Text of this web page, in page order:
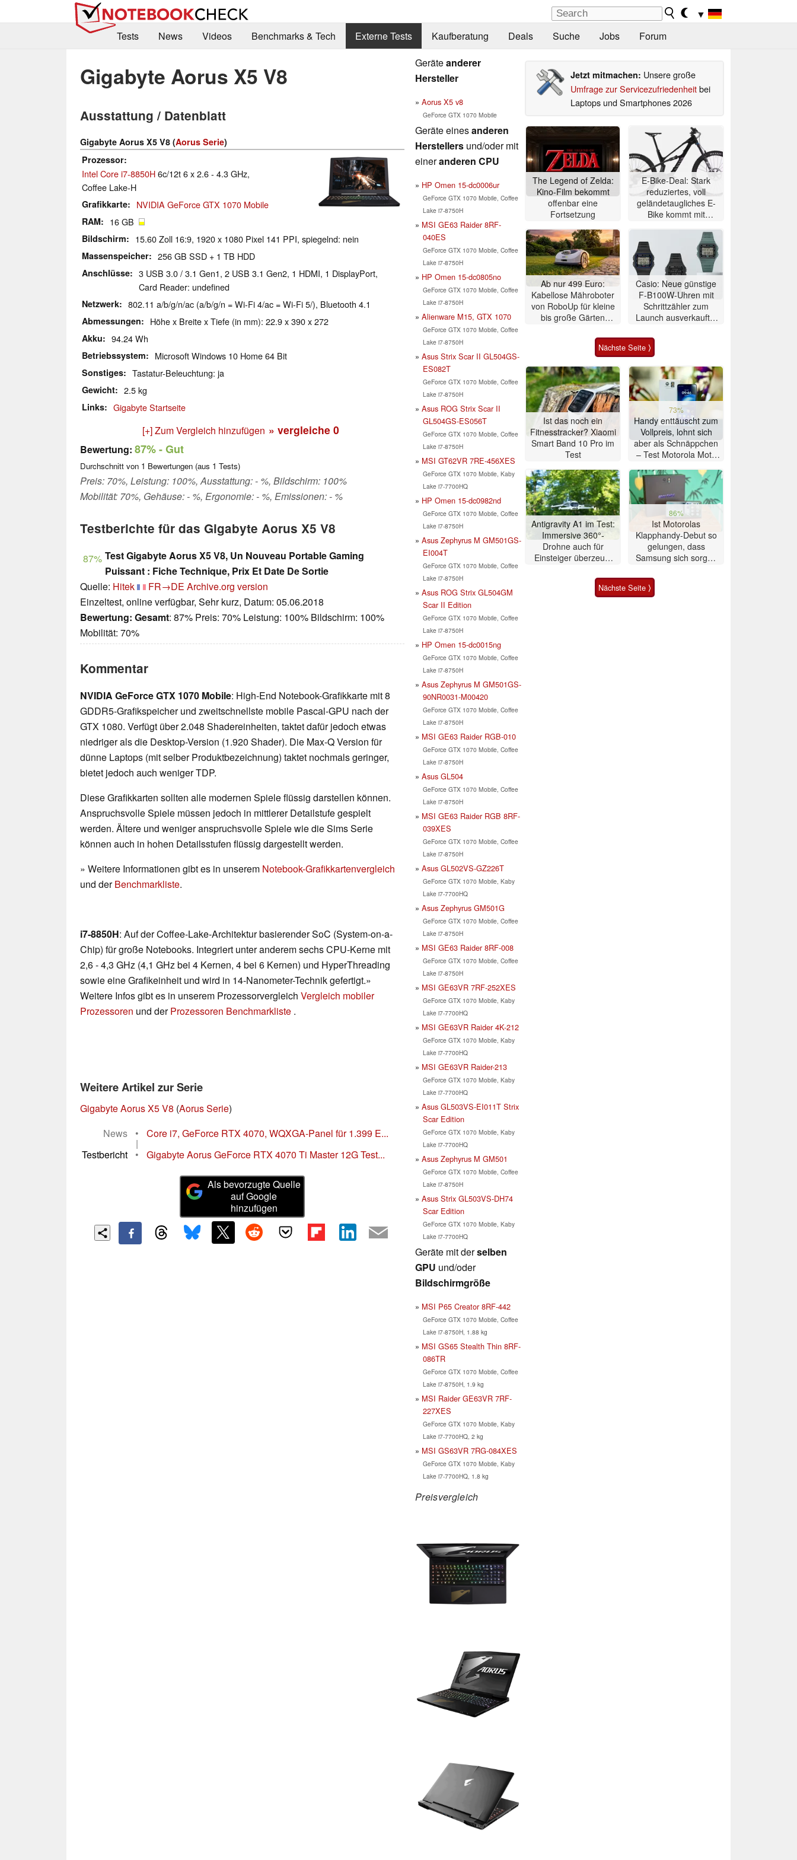
▼
Tests
News Videos Benchmarks & Tech Externe Tests Kaufberatung Deals Suche Jobs Forum
Gigabyte Aorus X5 V8
Ausstattung / Datenblatt
Gigabyte Aorus X5 V8 (Aorus Serie)
Prozessor
Intel Core i7-8850H6c/12t 6 x 2.6 - 4.3 GHz,
Coffee Lake-H
Grafikkarte NVIDIA GeForce GTX 1070 Mobile
RAM 16 GB
Bildschirm 15.60 Zoll 16:9, 1920 x 1080 Pixel 141 PPI, spiegelnd: nein
Massenspeicher 256 GB SSD + 1 TB HDD
Anschlüsse
3 USB 3.0 / 3.1 Gen1, 2 USB 3.1 Gen2, 1 HDMI, 1 DisplayPort,
Card Reader: undefined
Netzwerk 802.11 a/b/g/n/ac (a/b/g/n = Wi-Fi 4/ac = Wi-Fi 5/), Bluetooth 4.1
Abmessungen Höhe x Breite x Tiefe (in mm): 22.9 x 390 x 272
Akku 94.24 Wh
Betriebssystem Microsoft Windows 10 Home 64 Bit
Sonstiges Tastatur-Beleuchtung: ja
Gewicht 2.5 kg
Links Gigabyte Startseite
[+] Zum Vergleich hinzufügen » vergleiche 0
Bewertung: 87%- Gut
Durchschnitt von 1 Bewertungen (aus 1 Tests)
Preis: 70%, Leistung: 100%, Ausstattung: - %, Bildschirm: 100%
Mobilität: 70%, Gehäuse: - %, Ergonomie: - %, Emissionen: - %
Testberichte für das Gigabyte Aorus X5 V8
87% Test Gigabyte Aorus X5 V8, Un Nouveau Portable Gaming
Puissant : Fiche Technique, Prix Et Date De Sortie
Quelle: Hitek FR→DE Archive.org version
Einzeltest, online verfügbar, Sehr kurz, Datum: 05.06.2018
Bewertung: Gesamt: 87% Preis: 70% Leistung: 100% Bildschirm: 100%
Mobilität: 70%
Kommentar
NVIDIA GeForce GTX 1070 Mobile: High-End Notebook-Grafikkarte mit 8
GDDR5-Grafikspeicher und zweitschnellste mobile Pascal-GPU nach der
GTX 1080. Verfügt über 2.048 Shadereinheiten, taktet dafür jedoch etwas
niedriger als die Desktop-Version (1.920 Shader). Die Max-Q Version für
dünne Laptops (mit selber Produktbezeichnung) taktet nochmals geringer,
bietet jedoch auch weniger TDP.
Diese Grafikkarten sollten alle modernen Spiele flüssig darstellen können.
Anspruchsvolle Spiele müssen jedoch in mittlerer Detailstufe gespielt
werden. Ältere und weniger anspruchsvolle Spiele wie die Sims Serie
können auch in hohen Detailsstufen flüssig dargestellt werden.
» Weitere Informationen gibt es in unserem Notebook-Grafikkartenvergleich
und derBenchmarkliste.
i7-8850H: Auf der Coffee-Lake-Architektur basierender SoC (System-on-a-
Chip) für große Notebooks. Integriert unter anderem sechs CPU-Kerne mit
2,6 - 4,3 GHz (4,1 GHz bei 4 Kernen, 4 bei 6 Kernen) und HyperThreading
sowie eine Grafikeinheit und wird in 14-Nanometer-Technik gefertigt.»
Weitere Infos gibt es in unserem Prozessorvergleich Vergleich mobiler
Prozessoren und derProzessoren Benchmarkliste .
Weitere Artikel zur Serie
Gigabyte Aorus X5 V8 (Aorus Serie)
News
• Core i7, GeForce RTX 4070, WQXGA-Panel für 1.399 E...
|
Testbericht
• Gigabyte Aorus GeForce RTX 4070 Ti Master 12G Test...
Als bevorzugte Quelle
auf Google
hinzufügen
Geräteanderer
Hersteller
Aorus X5 v8
GeForce GTX 1070 Mobile
Geräte einesanderen
Herstellers und/oder mit
eineranderen CPU
HP Omen 15-dc0006ur
GeForce GTX 1070 Mobile, Coffee
Lake i7-8750H
MSI GE63 Raider 8RF-
040ES
GeForce GTX 1070 Mobile, Coffee
Lake i7-8750H
HP Omen 15-dc0805no
GeForce GTX 1070 Mobile, Coffee
Lake i7-8750H
Alienware M15, GTX 1070
GeForce GTX 1070 Mobile, Coffee
Lake i7-8750H
Asus Strix Scar II GL504GS-
ES082T
GeForce GTX 1070 Mobile, Coffee
Lake i7-8750H
Asus ROG Strix Scar II
GL504GS-ES056T
GeForce GTX 1070 Mobile, Coffee
Lake i7-8750H
MSI GT62VR 7RE-456XES
GeForce GTX 1070 Mobile, Kaby
Lake i7-7700HQ
HP Omen 15-dc0982nd
GeForce GTX 1070 Mobile, Coffee
Lake i7-8750H
Asus Zephyrus M GM501GS-
EI004T
GeForce GTX 1070 Mobile, Coffee
Lake i7-8750H
Asus ROG Strix GL504GM
Scar II Edition
GeForce GTX 1070 Mobile, Coffee
Lake i7-8750H
HP Omen 15-dc0015ng
GeForce GTX 1070 Mobile, Coffee
Lake i7-8750H
Asus Zephyrus M GM501GS-
90NR0031-M00420
GeForce GTX 1070 Mobile, Coffee
Lake i7-8750H
MSI GE63 Raider RGB-010
GeForce GTX 1070 Mobile, Coffee
Lake i7-8750H
Asus GL504
GeForce GTX 1070 Mobile, Coffee
Lake i7-8750H
MSI GE63 Raider RGB 8RF-
039XES
GeForce GTX 1070 Mobile, Coffee
Lake i7-8750H
Asus GL502VS-GZ226T
GeForce GTX 1070 Mobile, Kaby
Lake i7-7700HQ
Asus Zephyrus GM501G
GeForce GTX 1070 Mobile, Coffee
Lake i7-8750H
MSI GE63 Raider 8RF-008
GeForce GTX 1070 Mobile, Coffee
Lake i7-8750H
MSI GE63VR 7RF-252XES
GeForce GTX 1070 Mobile, Kaby
Lake i7-7700HQ
MSI GE63VR Raider 4K-212
GeForce GTX 1070 Mobile, Kaby
Lake i7-7700HQ
MSI GE63VR Raider-213
GeForce GTX 1070 Mobile, Kaby
Lake i7-7700HQ
Asus GL503VS-EI011T Strix
Scar Edition
GeForce GTX 1070 Mobile, Kaby
Lake i7-7700HQ
Asus Zephyrus M GM501
GeForce GTX 1070 Mobile, Coffee
Lake i7-8750H
Asus Strix GL503VS-DH74
Scar Edition
GeForce GTX 1070 Mobile, Kaby
Lake i7-7700HQ
Geräte mit derselben
GPU und/oder
Bildschirmgröße
MSI P65 Creator 8RF-442
GeForce GTX 1070 Mobile, Coffee
Lake i7-8750H, 1.88 kg
MSI GS65 Stealth Thin 8RF-
086TR
GeForce GTX 1070 Mobile, Coffee
Lake i7-8750H, 1.9 kg
MSI Raider GE63VR 7RF-
227XES
GeForce GTX 1070 Mobile, Kaby
Lake i7-7700HQ, 2 kg
MSI GS63VR 7RG-084XES
GeForce GTX 1070 Mobile, Kaby
Lake i7-7700HQ, 1.8 kg
Preisvergleich
Jetzt mitmachen: Unsere große
Umfrage zur Servicezufriedenheitbei
Laptops und Smartphones 2026
The Legend of Zelda:
Kino-Film bekommt
offenbar eine
Fortsetzung
E-Bike-Deal: Stark
reduziertes, voll
geländetaugliches E-
Bike kommt mit
Ab nur 499 Euro:
Kabellose Mähroboter
von RoboUp für kleine
bis große Gärten
Casio: Neue günstige
F-B100W-Uhren mit
Schrittzähler zum
Launch ausverkauft –
Nächste Seite ⟩
Ist das noch ein
Fitnesstracker? Xiaomi
Smart Band 10 Pro im
Test
73%
Handy enttäuscht zum
Vollpreis, lohnt sich
aber als Schnäppchen
– Test Motorola Moto
Antigravity A1 im Test:
Immersive 360°-
Drohne auch für
Einsteiger überzeugt
86%
Ist Motorolas
Klapphandy-Debut so
gelungen, dass
Samsung sich sorgen
Smartphone im Test
Nächste Seite ⟩